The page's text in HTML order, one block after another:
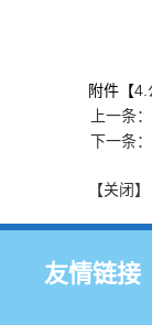
附件【4.
上一条
下一条
【关闭】
友情链接